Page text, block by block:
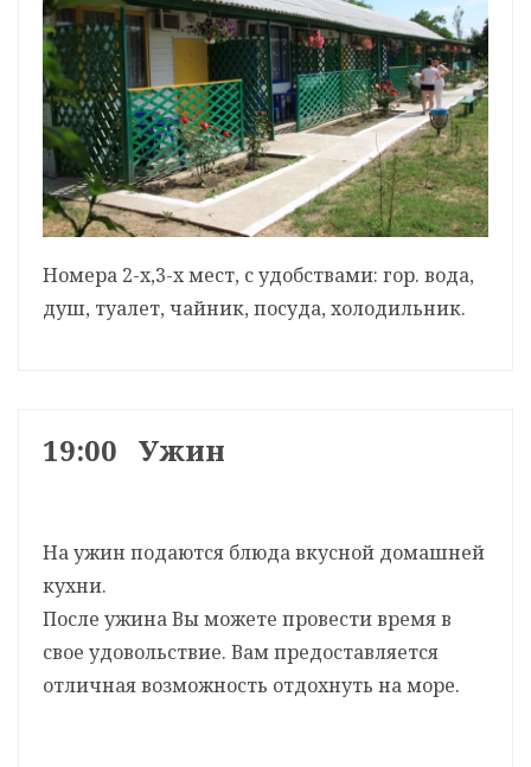
Номера 2-х,3-х мест, с удобствами: гор. вода,
душ, туалет, чайник, посуда, холодильник.
19:00 Ужин
На ужин подаются блюда вкусной домашней
кухни.
После ужина Вы можете провести время в
свое удовольствие. Вам предоставляется
отличная возможность отдохнуть на море.